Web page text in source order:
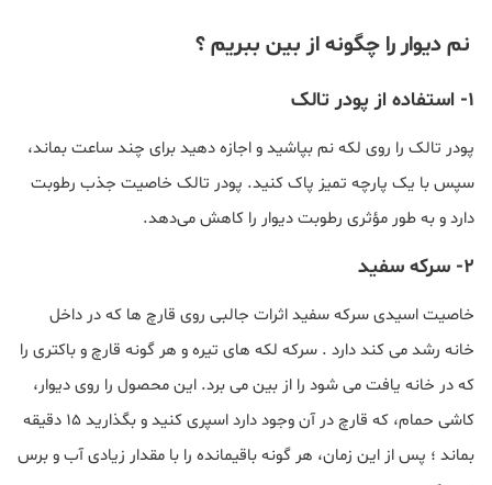
نم دیوار را چگونه از بین ببریم ؟
1- استفاده از پودر تالک
پودر تالک را روی لکه نم بپاشید و اجازه دهید برای چند ساعت بماند،
سپس با یک پارچه تمیز پاک کنید. پودر تالک خاصیت جذب رطوبت
دارد و به طور مؤثری رطوبت دیوار را کاهش می‌دهد.
2- سرکه سفید
خاصیت اسیدی سرکه سفید اثرات جالبی روی قارچ ها که در داخل
خانه رشد می کند دارد . سرکه لکه های تیره و هر گونه قارچ و باکتری را
که در خانه یافت می شود را از بین می برد. این محصول را روی دیوار،
کاشی حمام، که قارچ در آن وجود دارد اسپری کنید و بگذارید ۱۵ دقیقه
بماند ؛ پس از این زمان، هر گونه باقیمانده را با مقدار زیادی آب و برس